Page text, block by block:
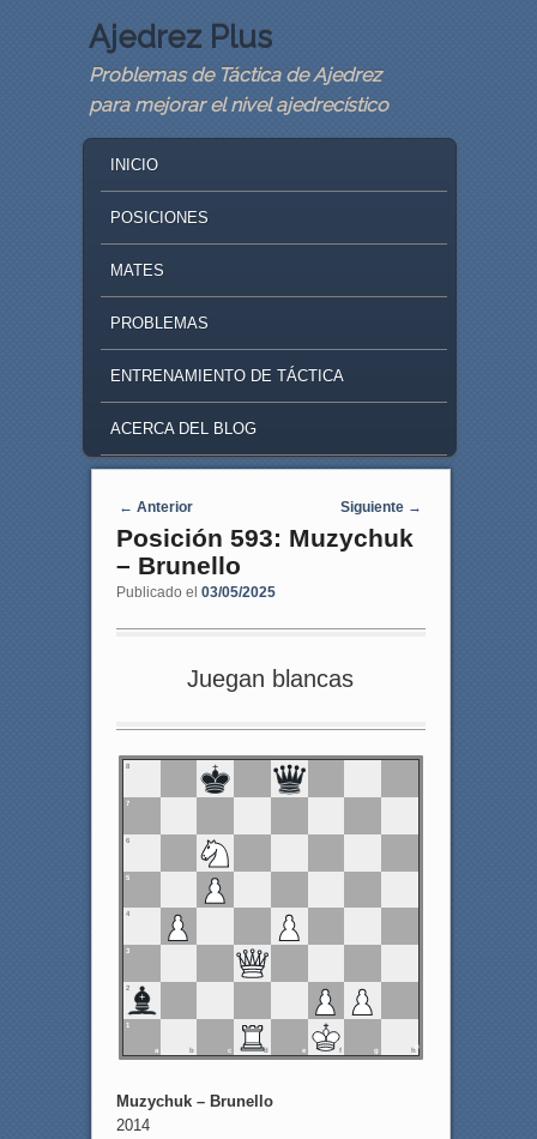
Ajedrez Plus
Problemas de Táctica de Ajedrez
para mejorar el nivel ajedrecístico
SKIP TO PRIMARY CONTENT
SKIP TO SECONDARY CONTENT
INICIO
POSICIONES
MATES
PROBLEMAS
ENTRENAMIENTO DE TÁCTICA
ACERCA DEL BLOG
Navegaci�n de entradas
← Anterior Siguiente →
Posición 593: Muzychuk
– Brunello
Publicado el 03/05/2025
Juegan blancas
8
7
6
5
4
3
2
1
a b c d e f g h
Muzychuk – Brunello
2014